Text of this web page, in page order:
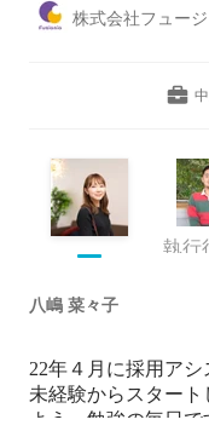
株式会社フュー
八嶋 菜々子
22年４月に採用アシ
未経験からスター
よう、勉強の毎日で